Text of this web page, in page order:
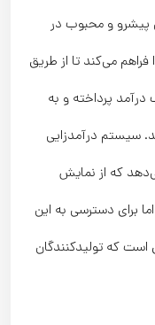
پیشرو و محبوب در
فراهم می‌کند تا از طریق
پرداخته و به
سیستم درآمدزایی
می‌دهد که از نمایش
برای دسترسی به این
است که تولیدکنندگان